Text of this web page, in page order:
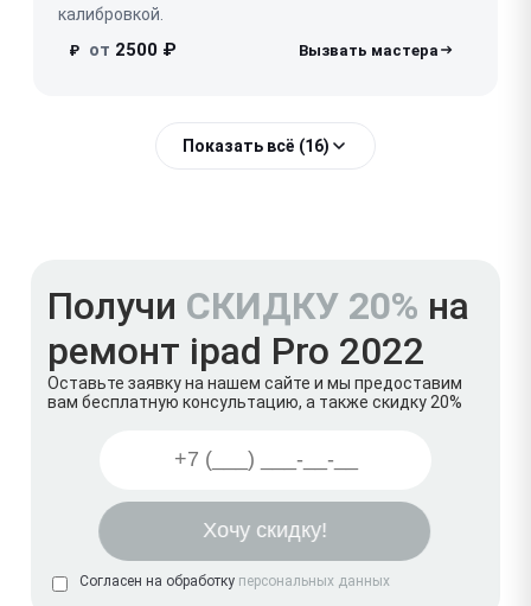
калибровкой.
₽ от 2500 ₽
Показать всё (16)
Получи СКИДКУ 20% на
ремонт ipad Pro 2022
Оставьте заявку на нашем сайте и мы предоставим
вам бесплатную консультацию, а также скидку 20%
Согласен на обработку персональных данных